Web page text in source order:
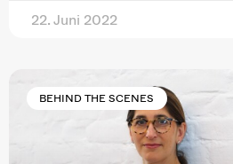
22. Juni 2022
BEHIND THE SCENES